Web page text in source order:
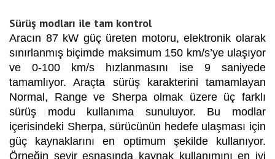
Sürüş modları ile tam kontrol
Aracın 87 kW güç üreten motoru, elektronik olarak
sınırlanmış biçimde maksimum 150 km/s’ye ulaşıyor
ve 0-100 km/s hızlanmasını ise 9 saniyede
tamamlıyor. Araçta sürüş karakterini tamamlayan
Normal, Range ve Sherpa olmak üzere üç farklı
sürüş modu kullanıma sunuluyor. Bu modlar
içerisindeki Sherpa, sürücünün hedefe ulaşması için
güç kaynaklarını en optimum şekilde kullanıyor.
Örneğin seyir esnasında kaynak kullanımını en iyi